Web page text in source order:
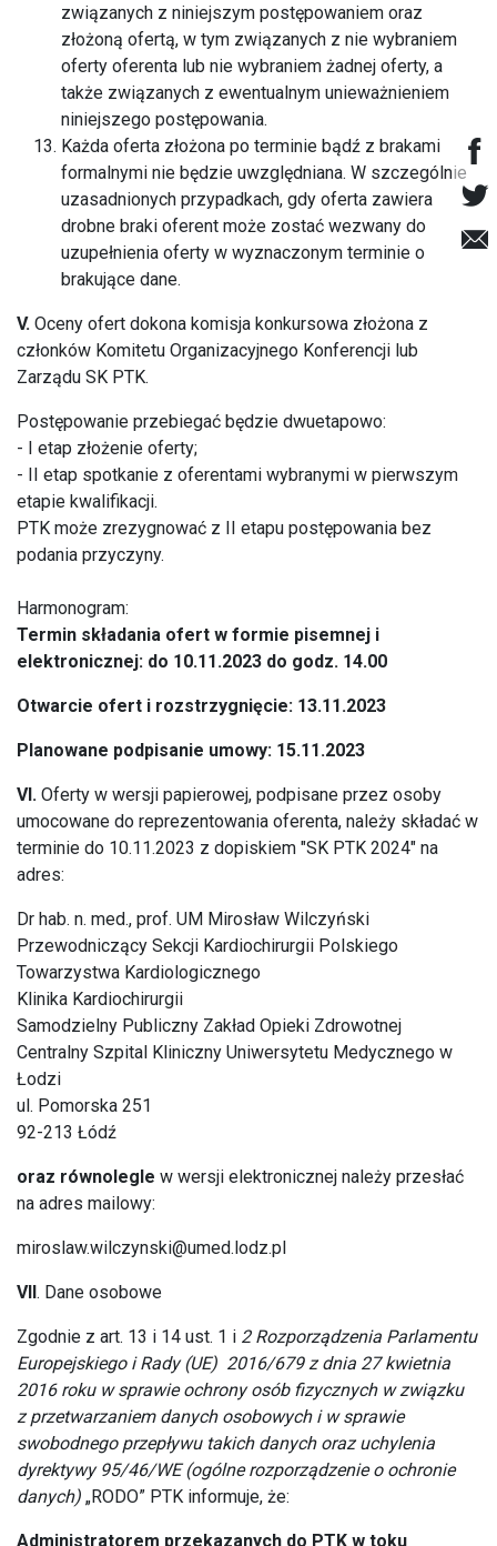
związanych z niniejszym postępowaniem oraz
złożoną ofertą, w tym związanych z nie wybraniem
oferty oferenta lub nie wybraniem żadnej oferty, a
także związanych z ewentualnym unieważnieniem
niniejszego postępowania.
Każda oferta złożona po terminie bądź z brakami
formalnymi nie będzie uwzględniana. W szczególnie
uzasadnionych przypadkach, gdy oferta zawiera
drobne braki oferent może zostać wezwany do
uzupełnienia oferty w wyznaczonym terminie o
brakujące dane.
V. Oceny ofert dokona komisja konkursowa złożona z
członków Komitetu Organizacyjnego Konferencji lub
Zarządu SK PTK.
Postępowanie przebiegać będzie dwuetapowo:
- I etap złożenie oferty;
- II etap spotkanie z oferentami wybranymi w pierwszym
etapie kwalifikacji.
PTK może zrezygnować z II etapu postępowania bez
podania przyczyny.
Harmonogram:
Termin składania ofert w formie pisemnej i
elektronicznej: do 10.11.2023 do godz. 14.00
Otwarcie ofert i rozstrzygnięcie: 13.11.2023
Planowane podpisanie umowy: 15.11.2023
VI. Oferty w wersji papierowej, podpisane przez osoby
umocowane do reprezentowania oferenta, należy składać w
terminie do 10.11.2023 z dopiskiem "SK PTK 2024" na
adres:
Dr hab. n. med., prof. UM Mirosław Wilczyński
Przewodniczący Sekcji Kardiochirurgii Polskiego
Towarzystwa Kardiologicznego
Klinika Kardiochirurgii
Samodzielny Publiczny Zakład Opieki Zdrowotnej
Centralny Szpital Kliniczny Uniwersytetu Medycznego w
Łodzi
ul. Pomorska 251
92-213 Łódź
oraz równolegle w wersji elektronicznej należy przesłać
na adres mailowy:
miroslaw.wilczynski@umed.lodz.pl
VII. Dane osobowe
Zgodnie z art. 13 i 14 ust. 1 i 2 Rozporządzenia Parlamentu
Europejskiego i Rady (UE) 2016/679 z dnia 27 kwietnia
2016 roku w sprawie ochrony osób fizycznych w związku
z przetwarzaniem danych osobowych i w sprawie
swobodnego przepływu takich danych oraz uchylenia
dyrektywy 95/46/WE (ogólne rozporządzenie o ochronie
danych) „RODO” PTK informuje, że:
Administratorem przekazanych do PTK w toku